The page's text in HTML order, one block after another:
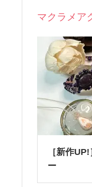
マクラメア
［新作
ー